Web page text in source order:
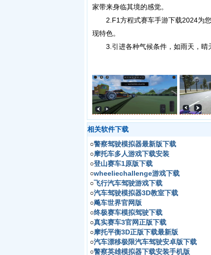
家带来身临其境的感觉。
2. F1方程式赛车手游下载2024为
现特色。
3.引进各种气候条件，如雨天，晴
相关软件下载
○警察驾驶模拟器最新版下载
○摩托车多人游戏下载安装
○登山赛车1原版下载
○wheeliechallenge游戏下载
○飞行汽车驾驶游戏下载
○汽车驾驶模拟器3D教室下载
○飚车世界官网版
○终极赛车模拟驾驶下载
○真实赛车3官网正版下载
○摩托平衡3D正版下载最新版
○汽车漂移极限汽车驾驶安卓版下载
○警察英雄模拟器下载安装手机版